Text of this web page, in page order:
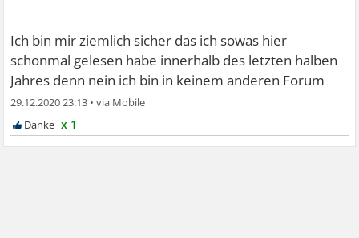
Ich bin mir ziemlich sicher das ich sowas hier
schonmal gelesen habe innerhalb des letzten halben
Jahres denn nein ich bin in keinem anderen Forum
29.12.2020 23:13 •
x 1